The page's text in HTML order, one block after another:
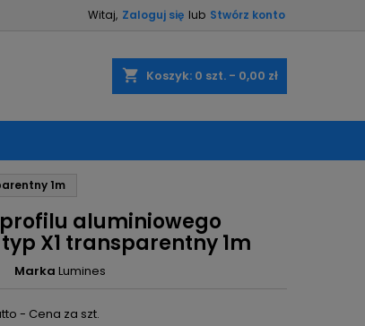
Witaj, Zaloguj się lub Stwórz konto
shopping_cart Koszyk: 0 szt. - 0,00 zł
1m
profilu aluminiowego
X1 transparentny 1m
Marka Lumines
- Cena za szt.